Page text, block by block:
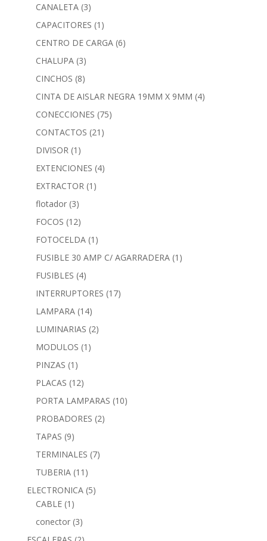
CANALETA (3)
CAPACITORES (1)
CENTRO DE CARGA (6)
CHALUPA (3)
CINCHOS (8)
CINTA DE AISLAR NEGRA 19MM X 9MM (4)
CONECCIONES (75)
CONTACTOS (21)
DIVISOR (1)
EXTENCIONES (4)
EXTRACTOR (1)
flotador (3)
FOCOS (12)
FOTOCELDA (1)
FUSIBLE 30 AMP C/ AGARRADERA (1)
FUSIBLES (4)
INTERRUPTORES (17)
LAMPARA (14)
LUMINARIAS (2)
MODULOS (1)
PINZAS (1)
PLACAS (12)
PORTA LAMPARAS (10)
PROBADORES (2)
TAPAS (9)
TERMINALES (7)
TUBERIA (11)
ELECTRONICA (5)
CABLE (1)
conector (3)